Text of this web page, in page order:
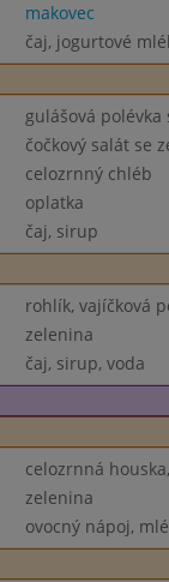
makovec
čaj, jogurtové
gulášová
čočkový salát se
celozrnný chléb
oplatka
čaj, sirup
rohlík, vajíčková
zelenina
čaj, sirup, voda
celozrnná
zelenina
ovocný nápoj,